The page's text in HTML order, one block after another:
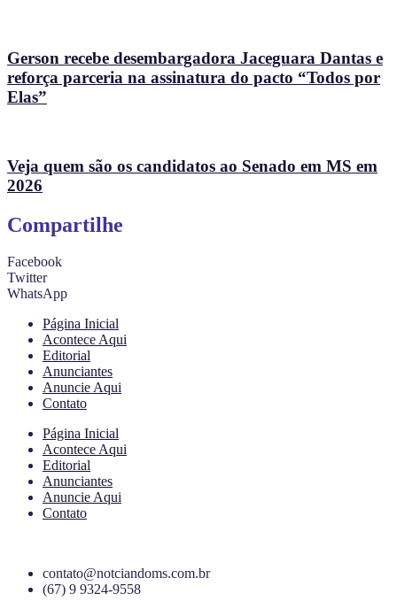
Gerson recebe desembargadora Jaceguara Dantas e
reforça parceria na assinatura do pacto “Todos por
Elas”
Veja quem são os candidatos ao Senado em MS em
2026
Compartilhe
Facebook
Twitter
WhatsApp
Página Inicial
Acontece Aqui
Editorial
Anunciantes
Anuncie Aqui
Contato
Página Inicial
Acontece Aqui
Editorial
Anunciantes
Anuncie Aqui
Contato
contato@notciandoms.com.br
(67) 9 9324-9558